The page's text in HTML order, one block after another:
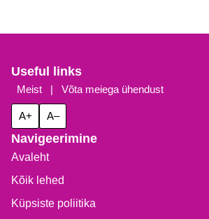
Useful links
Meist | Võta meiega ühendust
A+ A–
Navigeerimine
Avaleht
Kõik lehed
Küpsiste poliitika